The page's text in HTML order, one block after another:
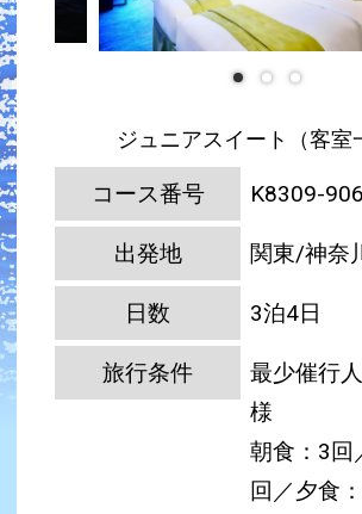
ジュニアスイート（客室
コース番号 K8309-906
出発地 関東/神奈
日数 3泊4日
旅行条件
最少催行
様
朝食：3回
回／夕食